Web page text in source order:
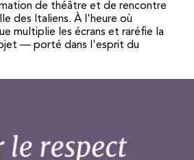
de théâtre et de rencontre
des Italiens. À l'heure où
multiplie les écrans et raréfie la
— porté dans l'esprit du